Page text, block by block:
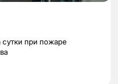
при пожаре